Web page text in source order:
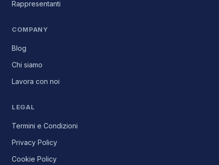
Rappresentanti
COMPANY
Blog
Chi siamo
Lavora con noi
LEGAL
Termini e Condizioni
Privacy Policy
Cookie Policy